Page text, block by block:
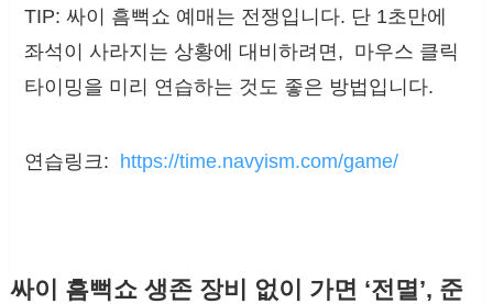
TIP: 싸이 흠뻑쇼 예매는 전쟁입니다. 단 1초만에
좌석이 사라지는 상황에 대비하려면, 마우스 클릭
타이밍을 미리 연습하는 것도 좋은 방법입니다.
연습링크: https://time.navyism.com/game/
싸이 흠뻑쇼 생존 장비 없이 가면 ‘전멸’, 준